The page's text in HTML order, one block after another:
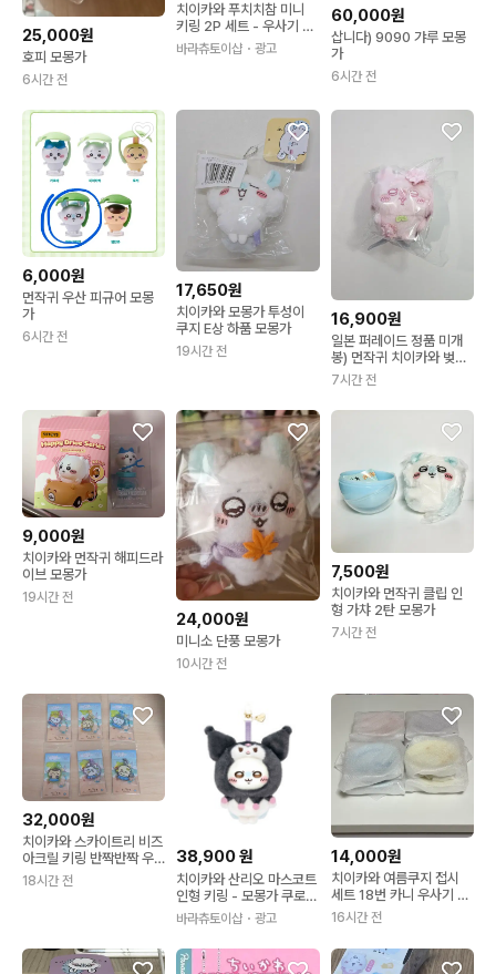
25,000원
호피 모몽가
6시간 전
치이카와 푸치치참 미니
키링 2P 세트 - 우사기 모
몽가
바라츄토이샵 ・광고
60,000원
삽니다) 9090 갸루 모몽
가
6시간 전
6,000원
먼작귀 우산 피규어 모몽
가
6시간 전
17,650원
치이카와 모몽가 투성이
쿠지 E상 하품 모몽가
19시간 전
16,900원
일본 퍼레이드 정품 미개
봉) 먼작귀 치이카와 벚꽃
시리즈 인형 키링 모몽가
7시간 전
9,000원
치이카와 먼작귀 해피드라
이브 모몽가
19시간 전
24,000원
미니소 단풍 모몽가
10시간 전
7,500원
치이카와 먼작귀 클립 인
형 가챠 2탄 모몽가
7시간 전
32,000원
치이카와 스카이트리 비즈
아크릴 키링 반짝반짝 우
사기 쿠리 모몽가
18시간 전
38,900원
치이카와 산리오 마스코트
인형 키링 - 모몽가 쿠로미
일본정식수입
바라츄토이샵 ・광고
14,000원
치이카와 여름쿠지 접시
세트 18번 카니 우사기 모
몽가
16시간 전